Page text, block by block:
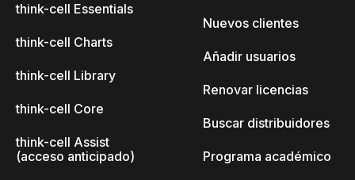
think-cell Essentials
think-cell Charts
think-cell Library
think-cell Core
think-cell Assist
(acceso anticipado)
Nuevos clientes
Añadir usuarios
Renovar licencias
Buscar distribuidores
Programa académico